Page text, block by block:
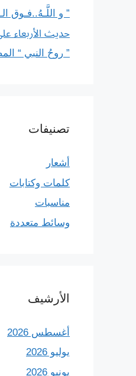
” و اللَّـهُ..فـوق
حديث الأربعاء
” روحُ النبي “
تصنيفات
أشعار
كلمات وكتابات
مناسبات
وسائط متعددة
الأرشيف
أغسطس 2026
يوليو 2026
يونيو 2026